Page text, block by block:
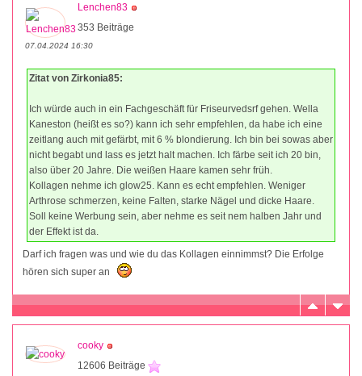
Lenchen83
353 Beiträge
07.04.2024 16:30
Zitat von Zirkonia85:
Ich würde auch in ein Fachgeschäft für Friseurvedsrf gehen. Wella
Kaneston (heißt es so?) kann ich sehr empfehlen, da habe ich eine
zeitlang auch mit gefärbt, mit 6 % blondierung. Ich bin bei sowas aber
nicht begabt und lass es jetzt halt machen. Ich färbe seit ich 20 bin,
also über 20 Jahre. Die weißen Haare kamen sehr früh.
Kollagen nehme ich glow25. Kann es echt empfehlen. Weniger
Arthrose schmerzen, keine Falten, starke Nägel und dicke Haare.
Soll keine Werbung sein, aber nehme es seit nem halben Jahr und
der Effekt ist da.
Darf ich fragen was und wie du das Kollagen einnimmst? Die Erfolge
hören sich super an
cooky
12606 Beiträge